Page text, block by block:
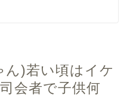
)若い頃はイケ
会者で子供何